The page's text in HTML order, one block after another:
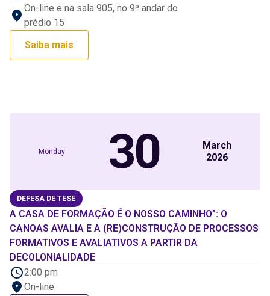
On-line e na sala 905, no 9º andar do
prédio 15
Saiba mais
Monday 30
March
2026
DEFESA DE TESE
A CASA DE FORMAÇÃO É O NOSSO CAMINHO”: O
CANOAS AVALIA E A (RE)CONSTRUÇÃO DE PROCESSOS
FORMATIVOS E AVALIATIVOS A PARTIR DA
DECOLONIALIDADE
2:00 pm
On-line